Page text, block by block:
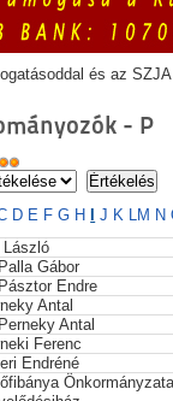
és az
- P
D E F G H J K LM N
László
Gábor
Endre
Antal
Antal
Ferenc
Endréné